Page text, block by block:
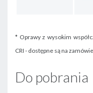
* Oprawy z wysokim
CRI - dostępne są na
Do pobrania